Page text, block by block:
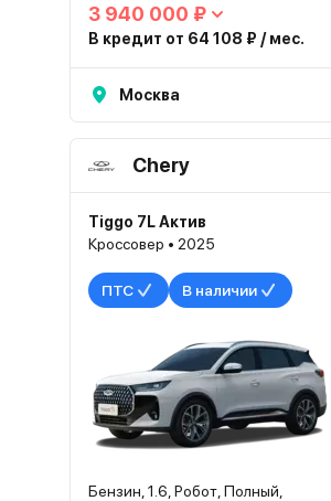
3 940 000 ₽
В кредит от 64 108 ₽ / мес.
Москва
Chery
Tiggo 7L Актив
Кроссовер • 2025
ПТС В наличии
Бензин, 1.6, Робот, Полный,